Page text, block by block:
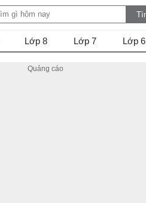
Lớp 8 Lớp 7 Lớp 6